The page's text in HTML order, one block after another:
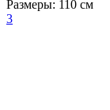
Размеры: 110 см
3